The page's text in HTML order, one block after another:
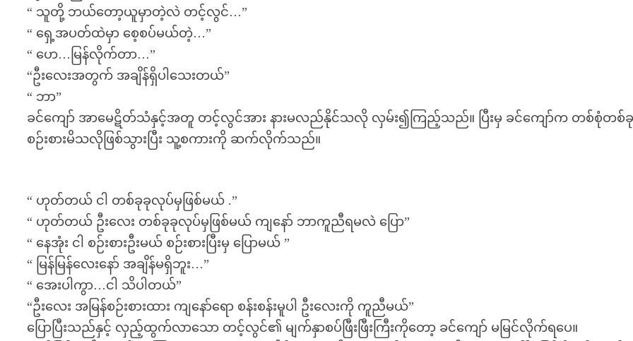
“ သူတို့ ဘယ်တော့ယူမှာတဲ့လဲ တင့်လွင်…”
“ ရှေ့အပတ်ထဲမှာ စေ့စပ်မယ်တဲ့…”
“ ဟေ…မြန်လိုက်တာ…”
“ဦးလေးအတွက် အချိန်ရှိပါသေးတယ်”
“ ဘာ”
ခင်ကျော် အာမေဋိတ်သံနှင့်အတူ တင့်လွင်အား နားမလည်နိုင်သလို လှမ်း၍ကြည့်သည်။ ပြီးမှ ခင်ကျော်က တစ်စုံတစ်
စဉ်းစားမိသလိုဖြစ်သွားပြီး သူ့စကားကို ဆက်လိုက်သည်။
“ ဟုတ်တယ် ငါ တစ်ခုခုလုပ်မှဖြစ်မယ် .”
“ ဟုတ်တယ် ဦးလေး တစ်ခုခုလုပ်မှဖြစ်မယ် ကျနော် ဘာကူညီရမလဲ ပြော”
“ နေအုံး ငါ စဉ်းစားဦးမယ် စဉ်းစားပြီးမှ ပြောမယ် ”
“ မြန်မြန်လေးနော် အချိန်မရှိဘူး…”
“ အေးပါကွာ…ငါ သိပါတယ်”
“ဦးလေး အမြန်စဉ်းစားထား ကျနော်ရော စန်းစန်းမူပါ ဦးလေးကို ကူညီမယ်”
ပြောပြီးသည်နှင့် လှည့်ထွက်လာသော တင့်လွင်၏ မျက်နှာစပ်ဖြီးဖြီးကြီးကိုတော့ ခင်ကျော် မမြင်လိုက်ရပေ။